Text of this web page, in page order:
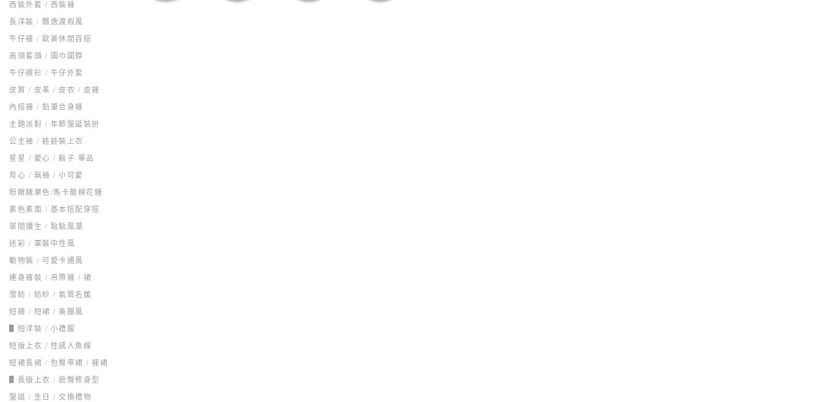
西裝外套 / 西裝褲
長洋裝 / 飄逸渡假風
牛仔褲 / 歐美休閒百搭
高領套頭 / 圍巾圍脖
牛仔襯衫 / 牛仔外套
皮質 / 皮革 / 皮衣 / 皮褲
內搭褲 / 鉛筆合身褲
主題派對 / 年節聖誕裝扮
公主袖 / 娃娃裝上衣
星星 / 愛心 / 鬍子 單品
背心 / 無袖 / 小可愛
粉嫩糖果色/馬卡龍棉花糖
素色素面 / 基本搭配穿搭
草間彌生 / 點點風潮
迷彩 / 軍裝中性風
動物裝 / 可愛卡通風
連身褲裝 / 吊帶褲 / 裙
雪紡 / 紡紗 / 氣質名媛
短褲 / 短裙 / 美腿風
▋短洋裝 / 小禮服
短版上衣 / 性感人魚線
短裙長裙 / 包臀窄裙 / 褲裙
▋長版上衣 / 遮臀修身型
聖誕 / 生日 / 交換禮物